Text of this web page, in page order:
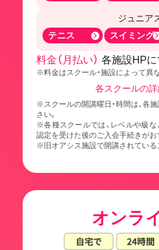
ジュニア
テニス
スイミング
料金（月払い） 各施設HPに
※料金はスクール・施設によって異
各スクールの
※スクールの開講曜日・時間は、各
さい。
※各種スクールでは、レベルや級
認定を受けた後のご入会手続きがお
※旧オアシス施設で開講されている
オンラ